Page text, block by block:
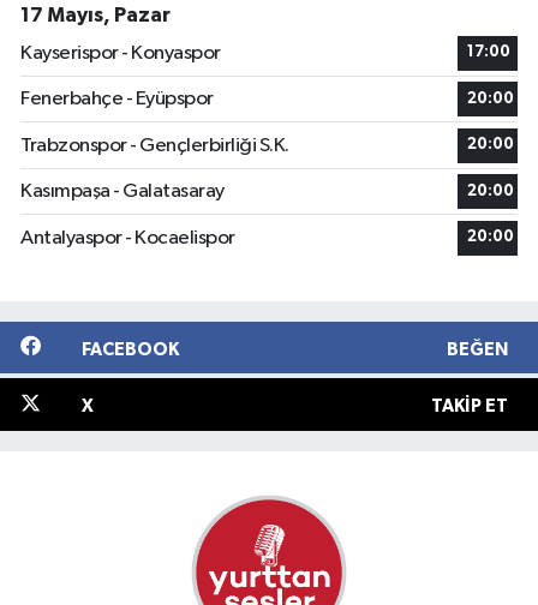
17 Mayıs, Pazar
Kayserispor - Konyaspor
17:00
Fenerbahçe - Eyüpspor 20:00
Trabzonspor - Gençlerbirliği S.K. 20:00
Kasımpaşa - Galatasaray 20:00
Antalyaspor - Kocaelispor 20:00
FACEBOOK BEĞEN
X TAKIP ET